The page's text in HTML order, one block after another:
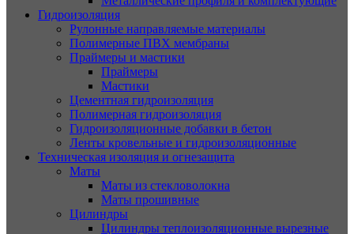
Гидроизоляция
Рулонные направляемые материалы
Полимерные ПВХ мембраны
Праймеры и мастики
Праймеры
Мастики
Цементная гидроизоляция
Полимерная гидроизоляция
Гидроизоляционные добавки в бетон
Ленты кровельные и гидроизоляционные
Техническая изоляция и огнезащита
Маты
Маты из стекловолокна
Маты прошивные
Цилиндры
Цилиндры теплоизоляционные вырезные